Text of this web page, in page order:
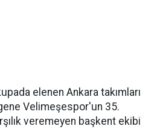
elenen Ankara takımları
Velimeşespor'un 35.
veremeyen başkent ekibi